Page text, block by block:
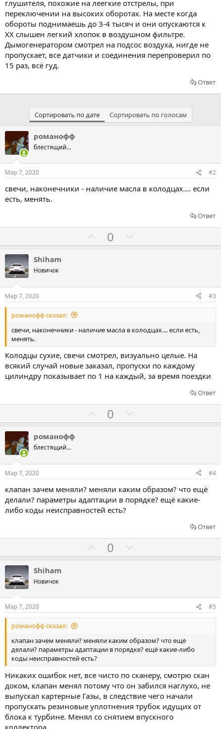
глушителя, похожие на леегкие отстрелы, при
переключении на высоких оборотах. На месте когда
обороты поднимаешь до 3-4 тысяч и они опускаются к
ХХ слышен легкий хлопок в воздушном фильтре.
Дымогенератором смотрел на подсос воздуха, нигде не
пропускает, все датчики и соединения перепроверил по
15 раз, всё гуд.
Ответ
Сортировать по дате Сортировать по голосам
романофф
блестящий...
Мар 7, 2020 #2
свечи, наконечники - наличие масла в колодцах.... если
есть, менять.
Ответ
о
с
в
т
ь
з
а
0
о
с
в
т
ь
п
р
о
и
Shiham
Новичок
Мар 7, 2020 #3
романофф сказал:
свечи, наконечники - наличие масла в колодцах.... если есть,
менять.
Колодцы сухие, свечи смотрел, визуально целые. На
всякий случай новые заказал, пропуски по каждому
цилиндру показывает по 1 на каждый, за время поездки
Ответ
о
с
в
а
т
а
0
о
с
в
а
т
р
о
романофф
блестящий...
Мар 7, 2020 #4
клапан зачем меняли? меняли каким образом? что ещё
делали? параметры адаптации в порядке? ещё какие-
либо коды неисправностей есть?
Ответ
о
с
в
т
ь
з
а
0
о
с
в
т
ь
п
р
о
т
и
в
Shiham
Новичок
Мар 7, 2020 #5
романофф сказал:
клапан зачем меняли? меняли каким образом? что ещё
делали? параметры адаптации в порядке? ещё какие-либо
коды неисправностей есть?
Никаких ошибок нет, все чисто по сканеру, смотрю скан
доком, клапан менял потому что он забился наглухо, не
выпускал картерные Газы, в следствие чего начали
пропускать резиновые уплотнения трубок идущих от
блока к турбине. Менял со снятием впускного
коллектора.